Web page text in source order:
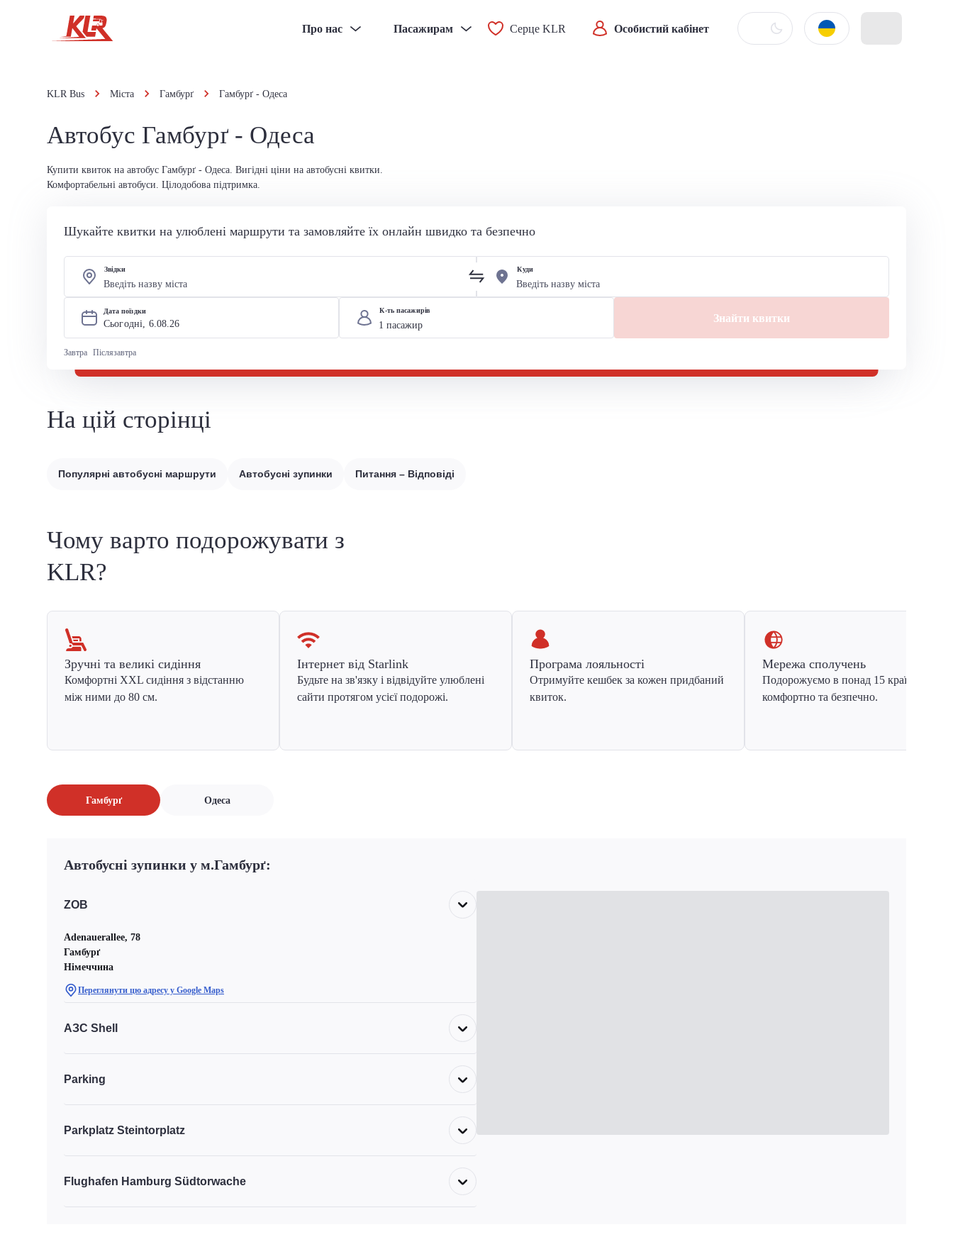
Про нас Пасажирам Серце KLR Особистий кабінет
KLR Bus Міста Гамбурґ Гамбурґ - Одеса
Автобус Гамбурґ - Одеса
Купити квиток на автобус Гамбурґ - Одеса. Вигідні ціни на автобусні квитки.
Комфортабельні автобуси. Цілодобова підтримка.
Шукайте квитки на улюблені маршрути та замовляйте їх онлайн швидко та безпечно
Звідки Куди
Дата поїздки
Сьогодні, 6.08.26
Завтра Післязавтра
К-ть пасажирів
Знайти квитки
На цій сторінці
Популярні автобусні маршрути Автобусні зупинки Питання – Відповіді
Чому варто подорожувати з
KLR?
Зручні та великі сидіння
Комфортні XXL сидіння з відстанню
між ними до 80 см.
Інтернет від Starlink
Будьте на зв'язку і відвідуйте улюблені
сайти протягом усієї подорожі.
Програма лояльності
Отримуйте кешбек за кожен придбаний
квиток.
Мережа сполучень
Подорожуємо в понад 15 країн Європи
комфортно та безпечно.
Гамбурґ Одеса
Автобусні зупинки у м.Гамбурґ:
ZOB
Adenauerallee, 78
Гамбурґ
Німеччина
Переглянути цю адресу у Google Maps
АЗС Shell
Parking
Parkplatz Steintorplatz
Flughafen Hamburg Südtorwache